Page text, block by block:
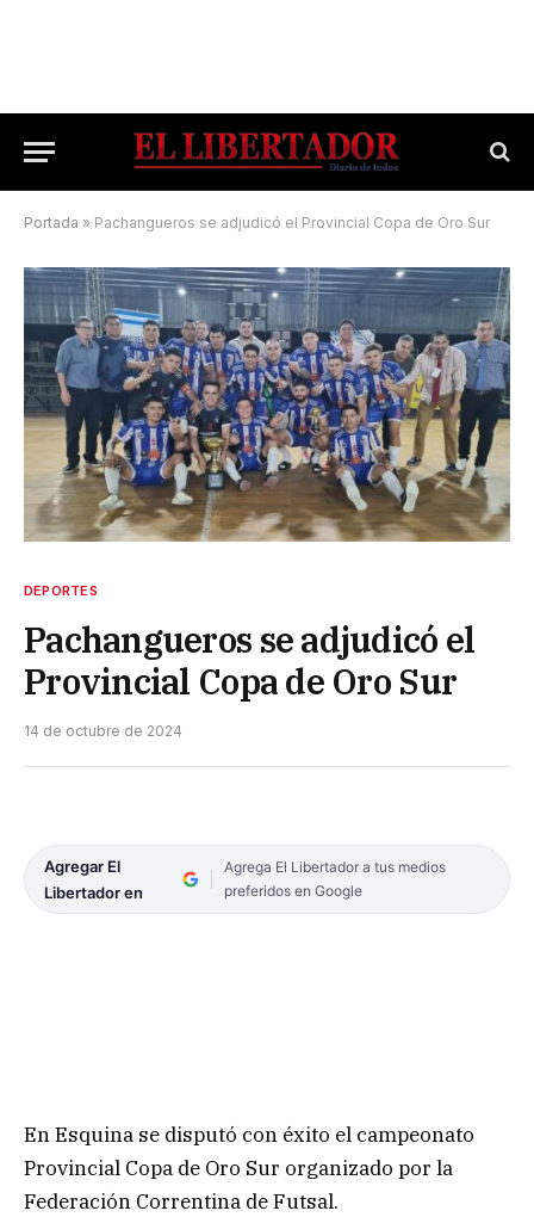
Portada » Pachangueros se adjudicó el Provincial Copa de Oro Sur
DEPORTES
Pachangueros se adjudicó el
Provincial Copa de Oro Sur
14 de octubre de 2024
Agregar El
Libertador en
Agrega El Libertador a tus medios
preferidos en Google
En Esquina se disputó con éxito el campeonato
Provincial Copa de Oro Sur organizado por la
Federación Correntina de Futsal.